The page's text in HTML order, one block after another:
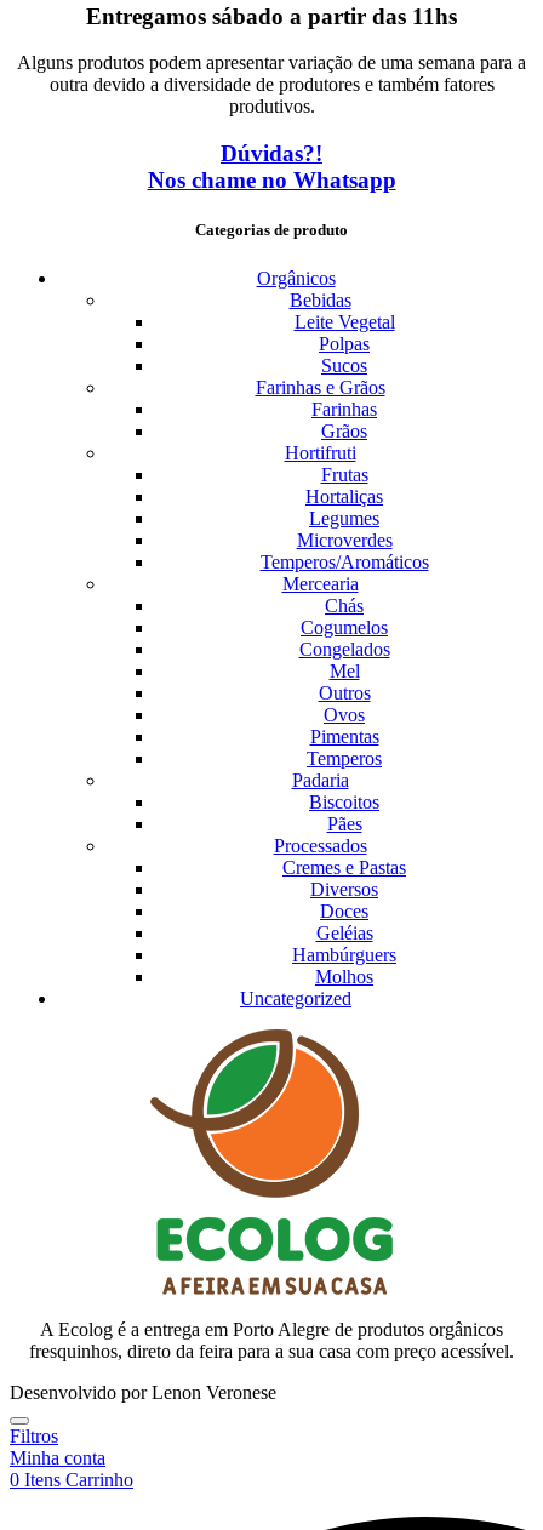
Entregamos sábado a partir das 11hs
Alguns produtos podem apresentar variação de uma semana para a
outra devido a diversidade de produtores e também fatores
produtivos.
Dúvidas?!
Nos chame no Whatsapp
Categorias de produto
Orgânicos
Bebidas
Leite Vegetal
Polpas
Sucos
Farinhas e Grãos
Farinhas
Grãos
Hortifruti
Frutas
Hortaliças
Legumes
Microverdes
Temperos/Aromáticos
Mercearia
Chás
Cogumelos
Congelados
Mel
Outros
Ovos
Pimentas
Temperos
Padaria
Biscoitos
Pães
Processados
Cremes e Pastas
Diversos
Doces
Geléias
Hambúrguers
Molhos
Uncategorized
A Ecolog é a entrega em Porto Alegre de produtos orgânicos
fresquinhos, direto da feira para a sua casa com preço acessível.
Desenvolvido por Lenon Veronese
Filtros
Minha conta
0 Itens Carrinho